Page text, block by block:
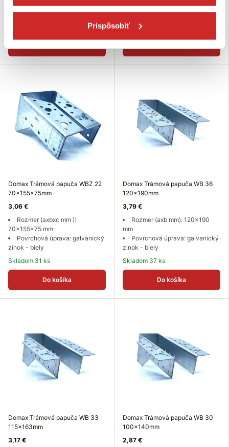
Prispôsobiť
Povrchová úprava: galvanický
zinok - biely
Povrchová úprava: galvanický
zinok - biely
Skladom 29 ks
Domax Trámová papuča WBZ 22
70x155x75mm
3,06 €
Rozmer (axbxc mm ):
70x155x75 mm
Povrchová úprava: galvanický
zinok - biely
Skladom 31 ks
Do košíka
Domax Trámová papuča WB 36
120x190mm
3,79 €
Rozmer (axb mm): 120x190
mm
Povrchová úprava: galvanický
zinok - biely
Skladom 37 ks
Do košíka
Domax Trámová papuča WB 33
115x163mm
3,17 €
Domax Trámová papuča WB 30
100x140mm
2,87 €